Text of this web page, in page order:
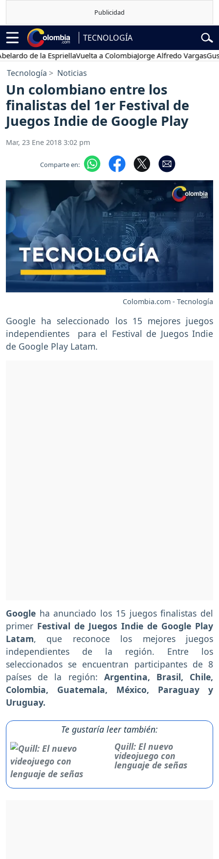
TECNOLOGÍA
de la EspriellaVuelta a ColombiaJorge Alfredo Vargas
Tecnología Noticias
Un colombiano entre los
finalistas del 1er Festival de
Juegos Indie de Google Play
Mar, 23 Ene 2018 3:02 pm
Comparte en:
Colombia.com - Tecnología
Google ha seleccionado los 15 mejores juegos
independientes para el Festival de Juegos Indie
de Google Play Latam.
Google ha anunciado los 15 juegos finalistas del
primer Festival de Juegos Indie de Google Play
Latam, que reconoce los mejores juegos
independientes de la región. Entre los
seleccionados se encuentran participantes de 8
países de la región: Argentina, Brasil, Chile,
Colombia, Guatemala, México, Paraguay y
Uruguay.
Te gustaría leer también:
Quill: El nuevo
videojuego con
lenguaje de señas